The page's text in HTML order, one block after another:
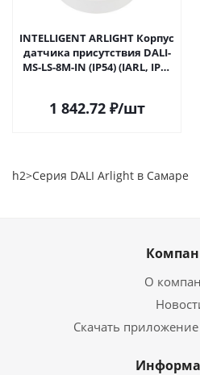
INTELLIGENT ARLIGHT Корпус
датчика присутствия DALI-
MS-LS-8M-IN (IP54) (IARL, IP54
1 842.72₽/шт
h2>Серия DALI Arlight в Самаре
О
Скачать